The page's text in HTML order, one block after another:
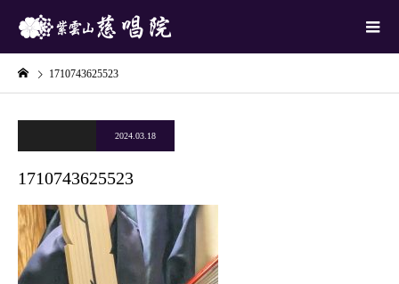
1710743625523
2024.03.18
1710743625523